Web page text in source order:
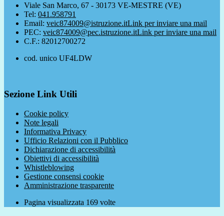
Viale San Marco, 67 - 30173 VE-MESTRE (VE)
Tel: 041.958791
Email: veic874009@istruzione.itLink per inviare una mail
PEC: veic874009@pec.istruzione.itLink per inviare una mail
C.F.: 82012700272
cod. unico UF4LDW
Sezione Link Utili
Cookie policy
Note legali
Informativa Privacy
Ufficio Relazioni con il Pubblico
Dichiarazione di accessibilità
Obiettivi di accessibilità
Whistleblowing
Gestione consensi cookie
Amministrazione trasparente
Pagina visualizzata 169 volte